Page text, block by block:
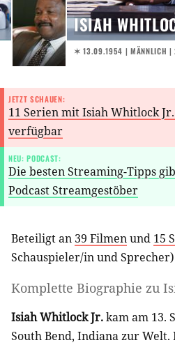
ISIAH
✶ 13.09.1954 | MÄNNLICH |
JETZT SCHAUEN:
11 Serien mit Isiah Whitlock
verfügbar
NEU: PODCAST:
Die besten Streaming-Tipps
Podcast Streamgestöber
Beteiligt an 39 Filmenund 15
Schauspieler/inundSprecher)
Komplette Biographie zu
Isiah Whitlock Jr.kam am 13.
South Bend, Indiana zur